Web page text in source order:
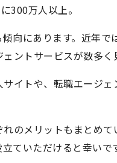
300万人以上。
向にあります。近年で
ントサービスが数多く
イトや、転職エージ
のメリットもまとめ
ていただけると幸いで